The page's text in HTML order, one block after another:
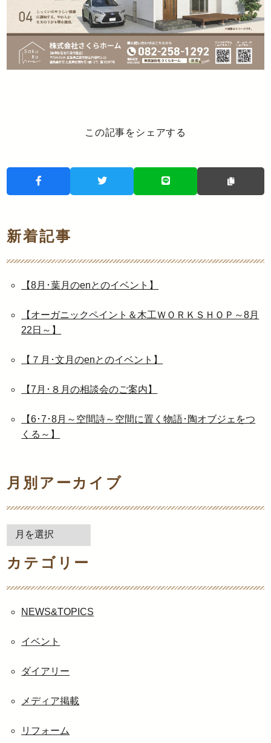
この記事をシェアする
新着記事
【8月･葉月のenとのイベント】
【オーガニックペイント＆木工ＷＯＲＫＳＨＯＰ～8月
22日～】
【７月･文月のenとのイベント】
【7月･８月の相談会のご案内】
【6･7･8月～空間詩～空間に置く物語･陶オブジェをつ
くる～】
月別アーカイブ
別
ア
カ
カテゴリー
NEWS&TOPICS
イベント
ダイアリー
メディア掲載
リフォーム